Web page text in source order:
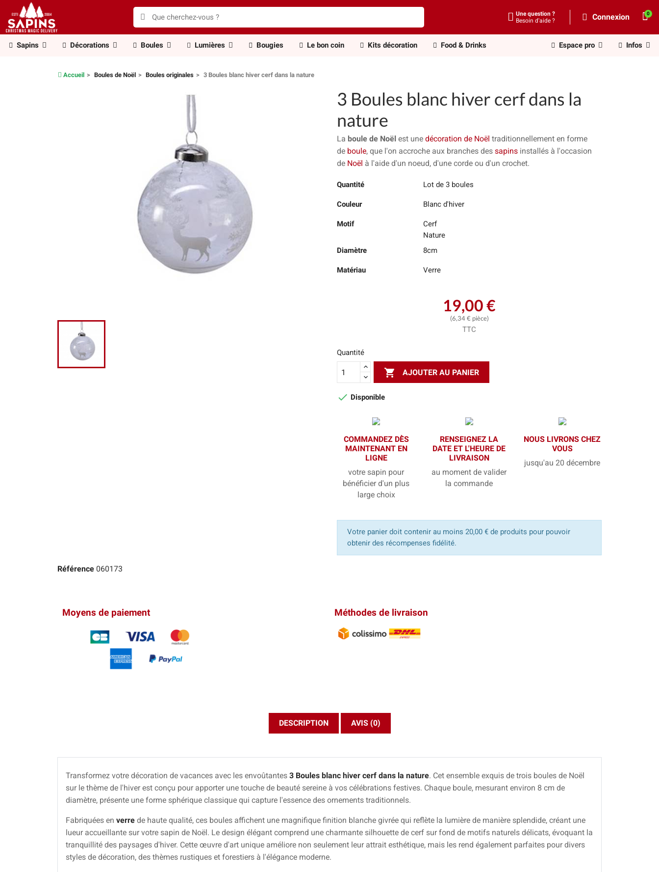
Une question ?
Besoin d'aide ?
Connexion
Sapins Décorations Boules Lumières Bougies Le bon coin Kits décoration Food & Drinks Espace pro Infos
Accueil Boules de Noël Boules originales 3 Boules blanc hiver cerf dans la nature
3 Boules blanc hiver cerf dans la
nature
La boule de Noël est une décoration de Noël traditionnellement en forme
de boule, que l'on accroche aux branches des sapins installés à l'occasion
de Noël à l'aide d'un noeud, d'une corde ou d'un crochet.
Quantité Lot de 3 boules
Couleur Blanc d'hiver
Motif
Cerf
Nature
Diamètre
8cm
Matériau Verre
19,00 €
(6,34 € pièce)
TTC
Quantité
 AJOUTER AU PANIER
 Disponible
COMMANDEZ DÈS
MAINTENANT EN
LIGNE
votre sapin pour
bénéficier d'un plus
large choix
RENSEIGNEZ LA
DATE ET L'HEURE DE
LIVRAISON
au moment de valider
la commande
NOUS LIVRONS CHEZ
VOUS
jusqu'au 20 décembre
Votre panier doit contenir au moins 20,00 € de produits pour pouvoir
obtenir des récompenses fidélité.
Référence 060173
Moyens de paiement Méthodes de livraison
DESCRIPTION AVIS (0)
Transformez votre décoration de vacances avec les envoûtantes 3 Boules blanc hiver cerf dans la nature. Cet ensemble exquis de trois boules de Noël
sur le thème de l'hiver est conçu pour apporter une touche de beauté sereine à vos célébrations festives. Chaque boule, mesurant environ 8 cm de
diamètre, présente une forme sphérique classique qui capture l'essence des ornements traditionnels.
Fabriquées en verre de haute qualité, ces boules affichent une magnifique finition blanche givrée qui reflète la lumière de manière splendide, créant une
lueur accueillante sur votre sapin de Noël. Le design élégant comprend une charmante silhouette de cerf sur fond de motifs naturels délicats, évoquant la
tranquillité des paysages d'hiver. Cette œuvre d'art unique améliore non seulement leur attrait esthétique, mais les rend également parfaites pour divers
styles de décoration, des thèmes rustiques et forestiers à l'élégance moderne.